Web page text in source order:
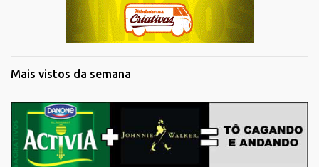
Mais vistos da semana